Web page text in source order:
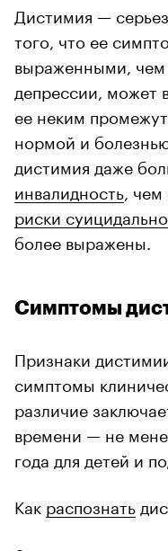
Дистимия —
того, что ее
выраженными, чем
депрессии, может
ее неким
нормой и
дистимия даже
инвалидность ,
риски
более выражены.
Симптомы
Признаки
симптомы
различие
времени — не
года для детей и
Как распознать